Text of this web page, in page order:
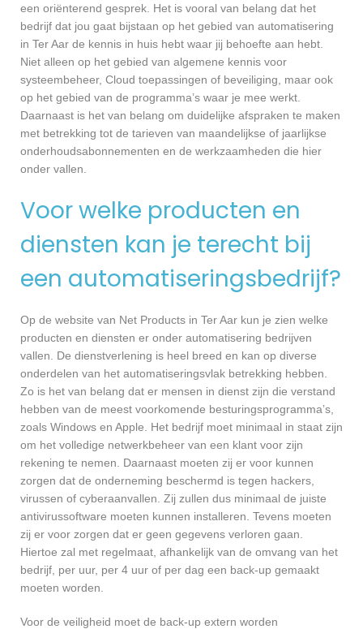
een oriënterend gesprek. Het is vooral van belang dat het
bedrijf dat jou gaat bijstaan op het gebied van automatisering
in Ter Aar de kennis in huis hebt waar jij behoefte aan hebt.
Niet alleen op het gebied van algemene kennis voor
systeembeheer, Cloud toepassingen of beveiliging, maar ook
op het gebied van de programma’s waar je mee werkt.
Daarnaast is het van belang om duidelijke afspraken te maken
met betrekking tot de tarieven van maandelijkse of jaarlijkse
onderhoudsabonnementen en de werkzaamheden die hier
onder vallen.
Voor welke producten en
diensten kan je terecht bij
een automatiseringsbedrijf?
Op de website van Net Products in Ter Aar kun je zien welke
producten en diensten er onder automatisering bedrijven
vallen. De dienstverlening is heel breed en kan op diverse
onderdelen van het automatiseringsvlak betrekking hebben.
Zo is het van belang dat er mensen in dienst zijn die verstand
hebben van de meest voorkomende besturingsprogramma’s,
zoals Windows en Apple. Het bedrijf moet minimaal in staat zijn
om het volledige netwerkbeheer van een klant voor zijn
rekening te nemen. Daarnaast moeten zij er voor kunnen
zorgen dat de onderneming beschermd is tegen hackers,
virussen of cyberaanvallen. Zij zullen dus minimaal de juiste
antivirussoftware moeten kunnen installeren. Tevens moeten
zij er voor zorgen dat er geen gegevens verloren gaan.
Hiertoe zal met regelmaat, afhankelijk van de omvang van het
bedrijf, per uur, per 4 uur of per dag een back-up gemaakt
moeten worden.
Voor de veiligheid moet de back-up extern worden